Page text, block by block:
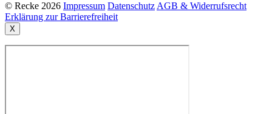
© Recke 2026 Impressum Datenschutz AGB & Widerrufsrecht
Erklärung zur Barrierefreiheit
X